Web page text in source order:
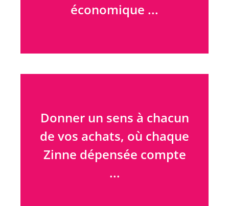
économique ...
citoyenne, toujours plus
participative et
transparente.
Donner un sens à chacun
de vos achats, où chaque
Zinne dépensée compte
...